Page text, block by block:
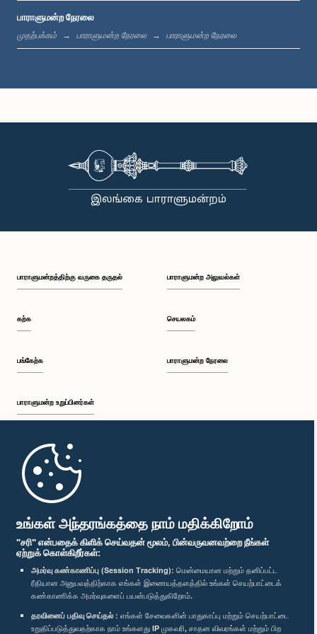
உங்கள் அந்தரங்கத்தை நாம் மதிக்கிறோம்
"சரி" என்பதைக் கிளிக் செய்வதன் மூலம், பின்வருவனவற்றை நீங்கள்
ஏற்றுக் கொள்கிறீர்கள்:
அமர்வு கண்காணிப்பு (Session Tracking): மென்மையான மற்றும் தனிப்பட்ட
ரீதியான அனுபவத்திற்காக எங்கள் இணையத்தளத்தில் உங்கள் செயற்பாட்டைக்
கண்காணிக்க அமர்வுகளைப் பயன்படுத்துகிறோம்.
தரவினைப் பதிவு செய்தல் : எங்கள் சேவைகளின் பாதுகாப்பு மற்றும் செயற்பாட்டை
உறுதிப்படுத்துவதற்காக நாம் உங்களது IP முகவரி, சாதன விவரங்கள் மற்றும் பிற
பி.ப. 1:20 - பி.ப. 1:31
பி.ப. 1:57 - பி.ப. 2:05
பி.ப. 2:05 - பி.ப. 2:12
பி.ப. 2:20 - பி.ப. 2:27
பி.ப. 2:33 - பி.ப. 2:41
பி.ப. 2:41 - பி.ப. 2:52
பி.ப. 2:52 - பி.ப. 3:02
பாராளுமன்ற நேரலை
முதற்பக்கம் பாராளுமன்ற நேரலை பாராளுமன்ற நேரலை
பாராளுமன்றத்திற்கு வருகை தருதல்
கற்க
பங்கேற்க
பாராளுமன்ற உறுப்பினர்கள்
முதற்பக்கம்
பாராளுமன்ற அலுவல்கள்
செயலகம்
பாராளுமன்ற நேரலை
பாராளுமன்ற கையடக்க செயலி
எம்மை பின்தொடர்க :
விருதுகள்